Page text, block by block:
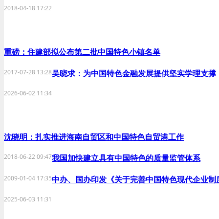
2018-04-18 17:22
重磅：住建部拟公布第二批中国特色小镇名单
2017-07-28 13:28吴晓求：为中国特色金融发展提供坚实学理支撑
2026-06-02 11:34
沈晓明：扎实推进海南自贸区和中国特色自贸港工作
2018-06-22 09:47我国加快建立具有中国特色的质量监管体系
2009-01-04 17:35中办、国办印发《关于完善中国特色现代企业制
2025-06-03 11:31